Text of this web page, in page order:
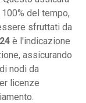
del tempo,
sfruttati da
è l'indicazione
assicurando
nodi da
licenze